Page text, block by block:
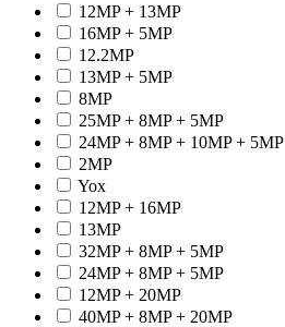
12MP + 13MP
16MP + 5MP
12.2MP
13MP + 5MP
8MP
25MP + 8MP + 5MP
24MP + 8MP + 10MP + 5MP
2MP
Yox
12MP + 16MP
13MP
32MP + 8MP + 5MP
24MP + 8MP + 5MP
12MP + 20MP
40MP + 8MP + 20MP